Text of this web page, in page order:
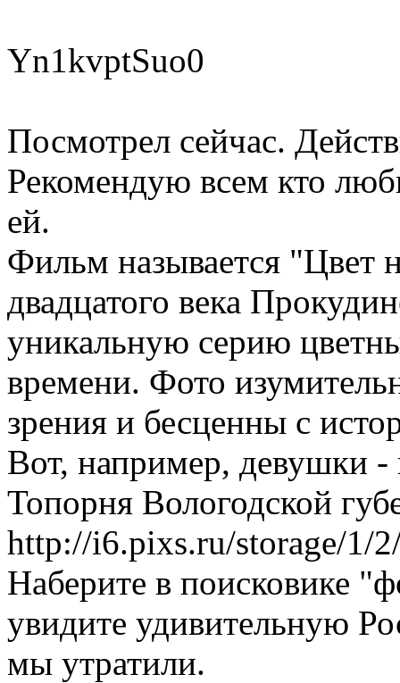
Yn1kvptSuo0
Посмотрел сейчас.
Рекомендую всем кто
ей.
Фильм называется "Цвет
двадцатого века
уникальную серию
времени. Фото
зрения и бесценны с
Вот, например, девушки -
Топорня Вологодской
http://i6.pixs.ru/storage/1/
Наберите в поисковике
увидите удивительную
мы утратили.